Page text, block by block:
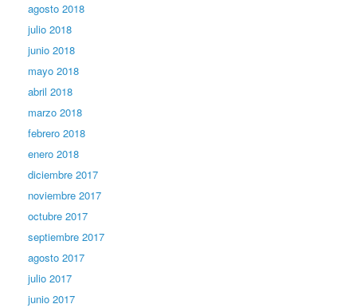
agosto 2018
julio 2018
junio 2018
mayo 2018
abril 2018
marzo 2018
febrero 2018
enero 2018
diciembre 2017
noviembre 2017
octubre 2017
septiembre 2017
agosto 2017
julio 2017
junio 2017